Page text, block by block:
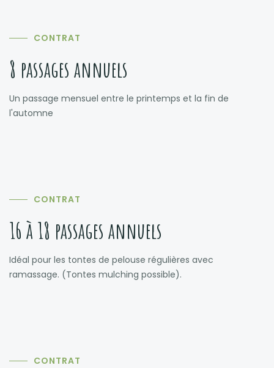
CONTRAT
8 passages annuels
Un passage mensuel entre le printemps et la fin de
l'automne
CONTRAT
16 à 18 passages annuels
Idéal pour les tontes de pelouse régulières avec
ramassage. (Tontes mulching possible).
CONTRAT